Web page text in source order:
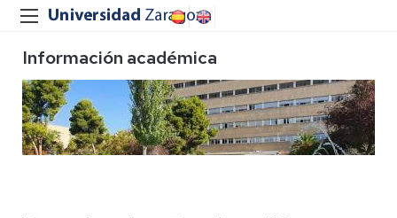
Información académica